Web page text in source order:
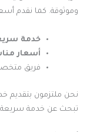
وموثوقة. كما نقدم
خدمة
أسعار
فريق
نحن ملتزمون بتقديم
تبحث عن خدمة سريعة